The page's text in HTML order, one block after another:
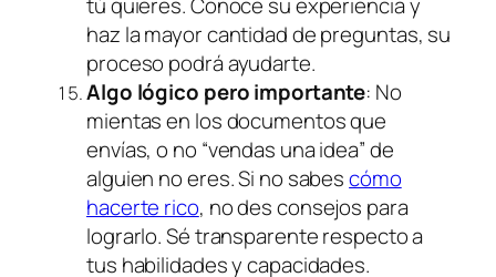
tú quieres. Conoce su experiencia y
haz la mayor cantidad de preguntas, su
proceso podrá ayudarte.
Algo lógico pero importante: No
mientas en los documentos que
envías, o no “vendas una idea” de
alguien no eres. Si no sabescómo
hacerte rico, no des consejos para
lograrlo. Sé transparente respecto a
tus habilidades y capacidades.